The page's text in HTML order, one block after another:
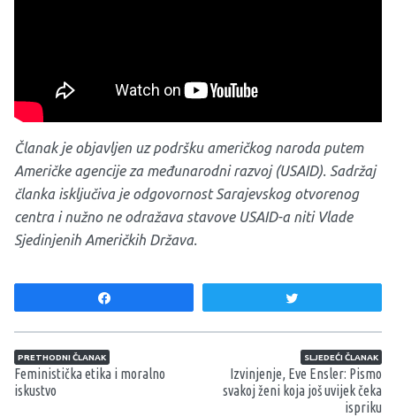
Članak je objavljen uz podršku američkog naroda putem
Američke agencije za međunarodni razvoj (USAID). Sadržaj
članka isključiva je odgovornost Sarajevskog otvorenog
centra i nužno ne odražava stavove USAID-a niti Vlade
Sjedinjenih Američkih Država.
Navigacija članaka
PRETHODNI ČLANAK
Feministička etika i moralno
iskustvo
SLJEDEĆI ČLANAK
Izvinjenje, Eve Ensler: Pismo
svakoj ženi koja još uvijek čeka
ispriku